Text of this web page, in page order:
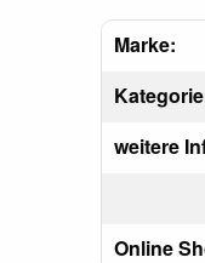
Marke:
weitere
Online